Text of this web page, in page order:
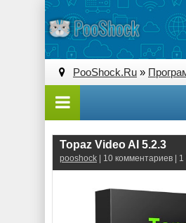
PooShock.Ru »
Topaz Video AI 5.2.3
pooshock | 10 комментариев |